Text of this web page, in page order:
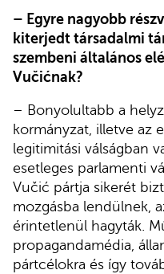
– Egyre nagyobb
kiterjedt társadalmi
szembeni általános
Vučićnak?
– Bonyolultabb a
kormányzat, illetve az
legitimitási válságban
esetleges parlamenti
Vučić pártja sikerét
mozgásba lendülnek,
érintetlenül hagyták.
propagandamédia,
pártcélokra és így